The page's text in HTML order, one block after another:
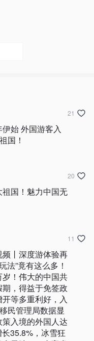
始 外国游客入
国！
21
国！魅力中国无
20
丨深度游体验再
法”竟有这么多！
！伟大的中国共
，得益于免签政
等多重利好，入
民管理局数据显
入境的外国人达
35.8%，冰雪狂
11